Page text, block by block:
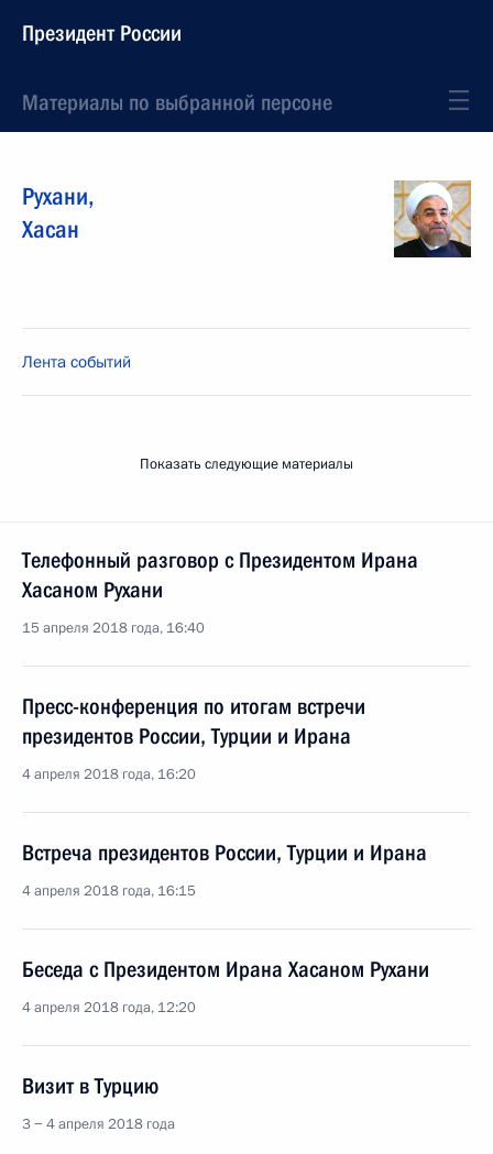
Президент России
Материалы по выбранной персоне
Рухани,
Хасан
Лента событий
Показать следующие материалы
Телефонный разговор с Президентом Ирана
Хасаном Рухани
15 апреля 2018 года, 16:40
Пресс-конференция по итогам встречи
президентов России, Турции и Ирана
4 апреля 2018 года, 16:20
Встреча президентов России, Турции и Ирана
4 апреля 2018 года, 16:15
Беседа с Президентом Ирана Хасаном Рухани
4 апреля 2018 года, 12:20
Визит в Турцию
3 − 4 апреля 2018 года